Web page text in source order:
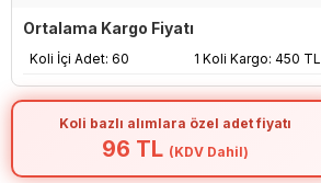
Ortalama Kargo Fiyatı
Koli İçi Adet: 60 1 Koli Kargo: 450 TL
Koli bazlı alımlara özel adet fiyatı
96 TL (KDV Dahil)